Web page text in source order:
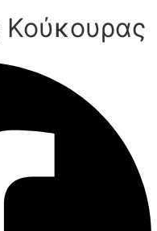
Κούκουρας